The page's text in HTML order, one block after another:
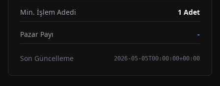
Min. İşlem Adedi 1 Adet
Pazar Payı -
Son Güncelleme 2026-05-05T00:00:00+00:00